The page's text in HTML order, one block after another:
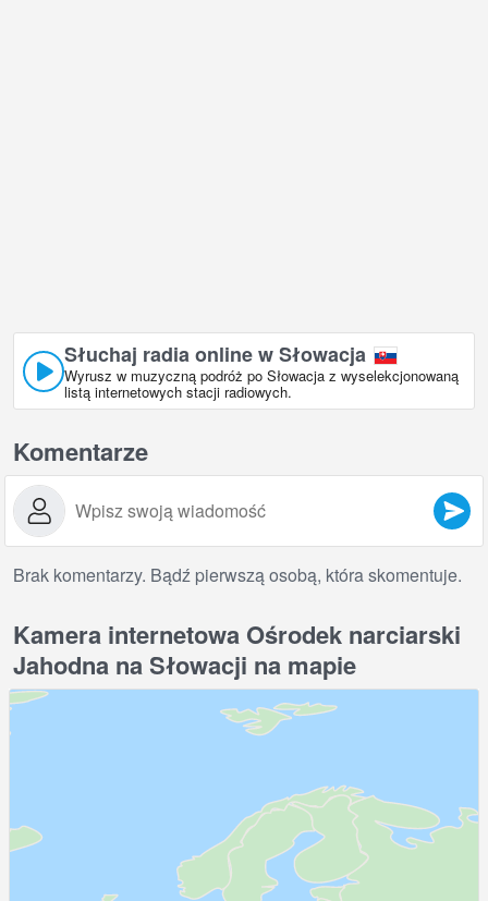
Słuchaj radia online w Słowacja
Wyrusz w muzyczną podróż po Słowacja z wyselekcjonowaną
listą internetowych stacji radiowych.
Komentarze
Brak komentarzy. Bądź pierwszą osobą, która skomentuje.
Kamera internetowa Ośrodek narciarski
Jahodna na Słowacji na mapie